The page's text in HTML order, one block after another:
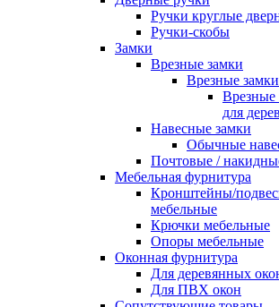
Ручки круглые
Ручки-скобы
Замки
Врезные замки
Врезные
Врезные
для
Навесные замки
Обычные
Почтовые /
Мебельная фурнитура
Кронштейны/
мебельные
Крючки мебельные
Опоры мебельные
Оконная фурнитура
Для деревянных
Для ПВХ окон